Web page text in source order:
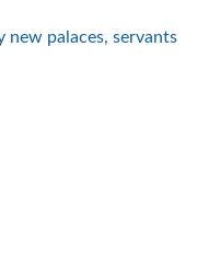
new palaces, servants